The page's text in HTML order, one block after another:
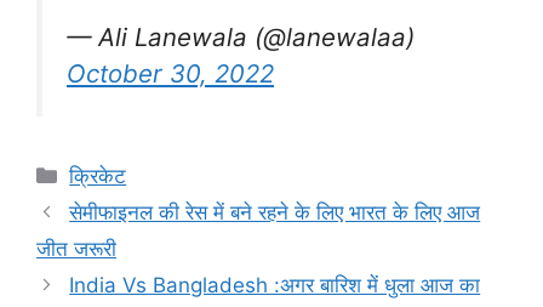
— Ali Lanewala (@lanewalaa)
October 30, 2022
Categories
क्रिकेट
सेमीफाइनल की रेस में बने रहने के लिए भारत के लिए आज
जीत जरूरी
India Vs Bangladesh :अगर बारिश में धुला आज का